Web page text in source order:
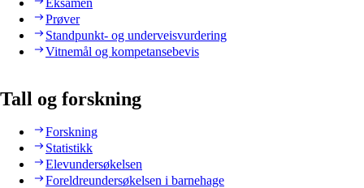
Prøver
Standpunkt- og underveisvurdering
Vitnemål og kompetansebevis
Tall og forskning
Forskning
Statistikk
Elevundersøkelsen
Foreldreundersøkelsen i barnehage